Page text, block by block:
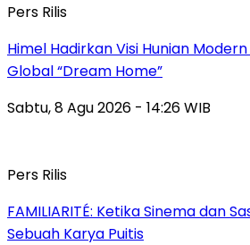
Pers Rilis
Himel Hadirkan Visi Hunian
Global “Dream Home”
Sabtu, 8 Agu 2026 - 14:26 WIB
Pers Rilis
FAMILIARITÉ: Ketika Sinema dan
Sebuah Karya Puitis